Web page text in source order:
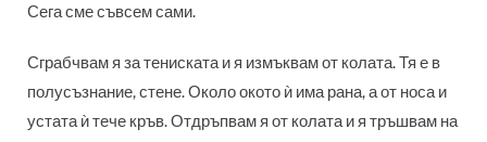
Сега сме съвсем сами.
Сграбчвам я за тениската и я измъквам от колата. Тя е в
полусъзнание, стене. Около окото ѝ има рана, а от носа и
устата ѝ тече кръв. Отдръпвам я от колата и я тръшвам на